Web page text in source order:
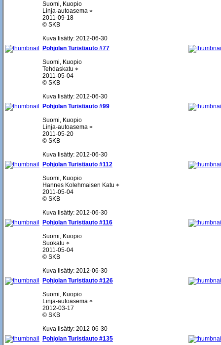
Suomi, Kuopio
Linja-autoasema ⌖
2011-09-18
© SKB
Kuva lisätty: 2012-06-30
Pohjolan Turistiauto #77
Suomi, Kuopio
Tehdaskatu ⌖
2011-05-04
© SKB
Kuva lisätty: 2012-06-30
Pohjolan Turistiauto #99
Suomi, Kuopio
Linja-autoasema ⌖
2011-05-20
© SKB
Kuva lisätty: 2012-06-30
Pohjolan Turistiauto #112
Suomi, Kuopio
Hannes Kolehmaisen Katu ⌖
2011-05-04
© SKB
Kuva lisätty: 2012-06-30
Pohjolan Turistiauto #116
Suomi, Kuopio
Suokatu ⌖
2011-05-04
© SKB
Kuva lisätty: 2012-06-30
Pohjolan Turistiauto #126
Suomi, Kuopio
Linja-autoasema ⌖
2012-03-17
© SKB
Kuva lisätty: 2012-06-30
Pohjolan Turistiauto #135